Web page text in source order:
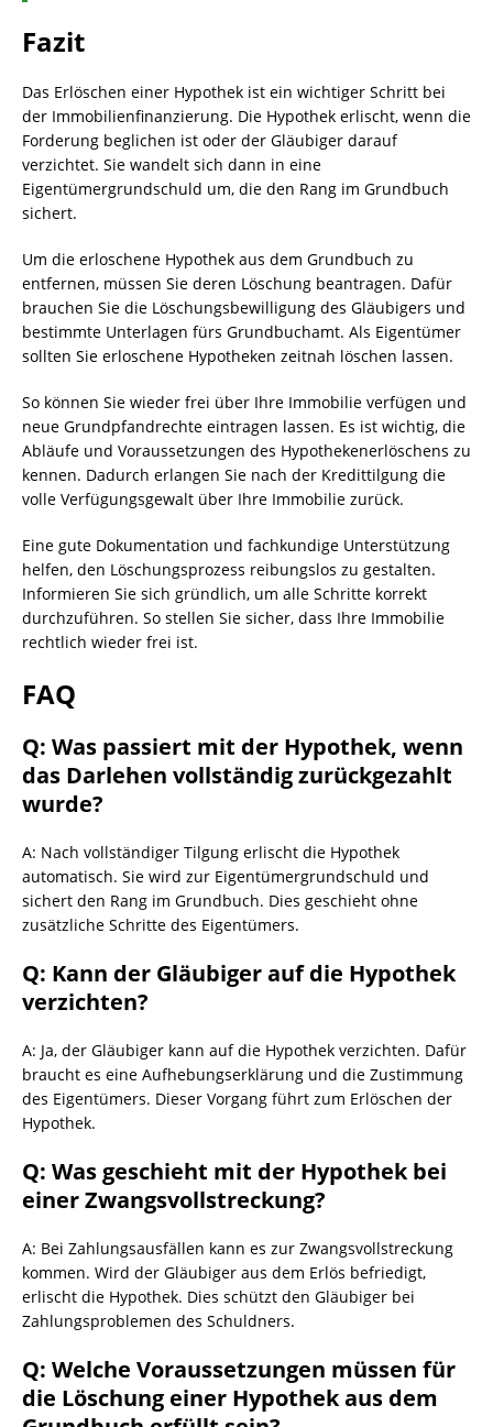
Fazit
Das Erlöschen einer Hypothek ist ein wichtiger Schritt bei
der Immobilienfinanzierung. Die Hypothek erlischt, wenn die
Forderung beglichen ist oder der Gläubiger darauf
verzichtet. Sie wandelt sich dann in eine
Eigentümergrundschuld um, die den Rang im Grundbuch
sichert.
Um die erloschene Hypothek aus dem Grundbuch zu
entfernen, müssen Sie deren Löschung beantragen. Dafür
brauchen Sie die Löschungsbewilligung des Gläubigers und
bestimmte Unterlagen fürs Grundbuchamt. Als Eigentümer
sollten Sie erloschene Hypotheken zeitnah löschen lassen.
So können Sie wieder frei über Ihre Immobilie verfügen und
neue Grundpfandrechte eintragen lassen. Es ist wichtig, die
Abläufe und Voraussetzungen des Hypothekenerlöschens zu
kennen. Dadurch erlangen Sie nach der Kredittilgung die
volle Verfügungsgewalt über Ihre Immobilie zurück.
Eine gute Dokumentation und fachkundige Unterstützung
helfen, den Löschungsprozess reibungslos zu gestalten.
Informieren Sie sich gründlich, um alle Schritte korrekt
durchzuführen. So stellen Sie sicher, dass Ihre Immobilie
rechtlich wieder frei ist.
FAQ
Q: Was passiert mit der Hypothek, wenn
das Darlehen vollständig zurückgezahlt
wurde?
A: Nach vollständiger Tilgung erlischt die Hypothek
automatisch. Sie wird zur Eigentümergrundschuld und
sichert den Rang im Grundbuch. Dies geschieht ohne
zusätzliche Schritte des Eigentümers.
Q: Kann der Gläubiger auf die Hypothek
verzichten?
A: Ja, der Gläubiger kann auf die Hypothek verzichten. Dafür
braucht es eine Aufhebungserklärung und die Zustimmung
des Eigentümers. Dieser Vorgang führt zum Erlöschen der
Hypothek.
Q: Was geschieht mit der Hypothek bei
einer Zwangsvollstreckung?
A: Bei Zahlungsausfällen kann es zur Zwangsvollstreckung
kommen. Wird der Gläubiger aus dem Erlös befriedigt,
erlischt die Hypothek. Dies schützt den Gläubiger bei
Zahlungsproblemen des Schuldners.
Q: Welche Voraussetzungen müssen für
die Löschung einer Hypothek aus dem